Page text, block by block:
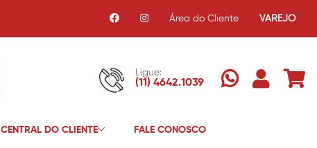
Área do Cliente VAREJO
Ligue:
(11) 4642.1039
CENTRAL DO CLIENTE FALE CONOSCO